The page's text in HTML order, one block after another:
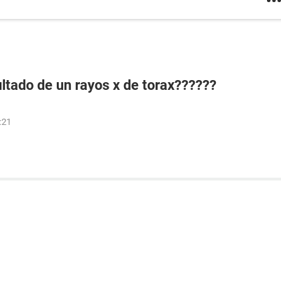
de un rayos x de torax??????